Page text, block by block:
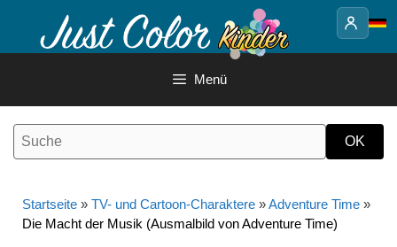
Inhalt
Menü
Startseite » TV- und Cartoon-Charaktere »Adventure Time »
Die Macht der Musik (Ausmalbild von Adventure Time)